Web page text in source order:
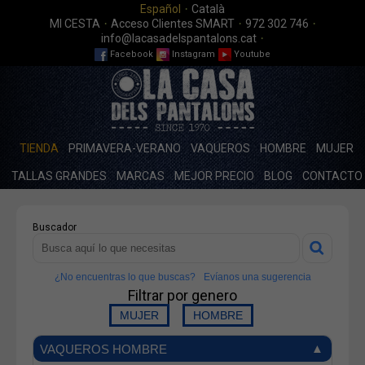
Español · Català
MI CESTA · Acceso Clientes SMART· 972 302 746 ·
info@lacasadelspantalons.cat ·
Facebook Instagram Youtube
TIENDA PRIMAVERA-VERANO VAQUEROS HOMBRE MUJER
TALLAS GRANDES MARCAS MEJOR PRECIO BLOG CONTACTO
Buscador
¿No encuentras lo que buscas? Evíanos una sugerencia
Filtrar por genero
VAQUEROS HOMBRE